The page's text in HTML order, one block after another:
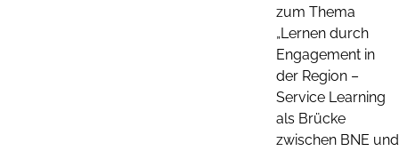
zum Thema
„Lernen durch
Engagement in
der Region –
Service Learning
als Brücke
zwischen BNE und